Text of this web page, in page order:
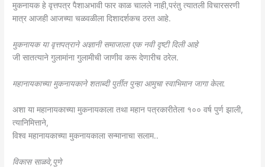
मुकनायक हे वृत्तपत्र पैशाअभावी फार काळ चालले नाही,परंतु त्यातली विचारसरणी
मात्र आजही आजच्या चळवळीला दिशादर्शकच ठरत आहे.
मुकनायक या वृत्तपत्राने अज्ञानी समाजाला एक नवी दृष्टी दिली आहे
जी सातत्याने गुलामांना गुलामीची जाणीव करू देणारीच ठरेल.
महानायकाच्या मुकनायकाने शताब्दी पुर्तीत पुन्हा आमुचा स्वाभिमान जागा केला.
अशा या महानायकाच्या मुकनायकाला तथा महान पत्रकारीतेला १०० वर्ष पुर्ण झाली,
त्यानिमित्ताने,
विश्व महानायकाच्या मुकनायकाला सन्मानाचा सलाम..
विकास साळवे,पुणे